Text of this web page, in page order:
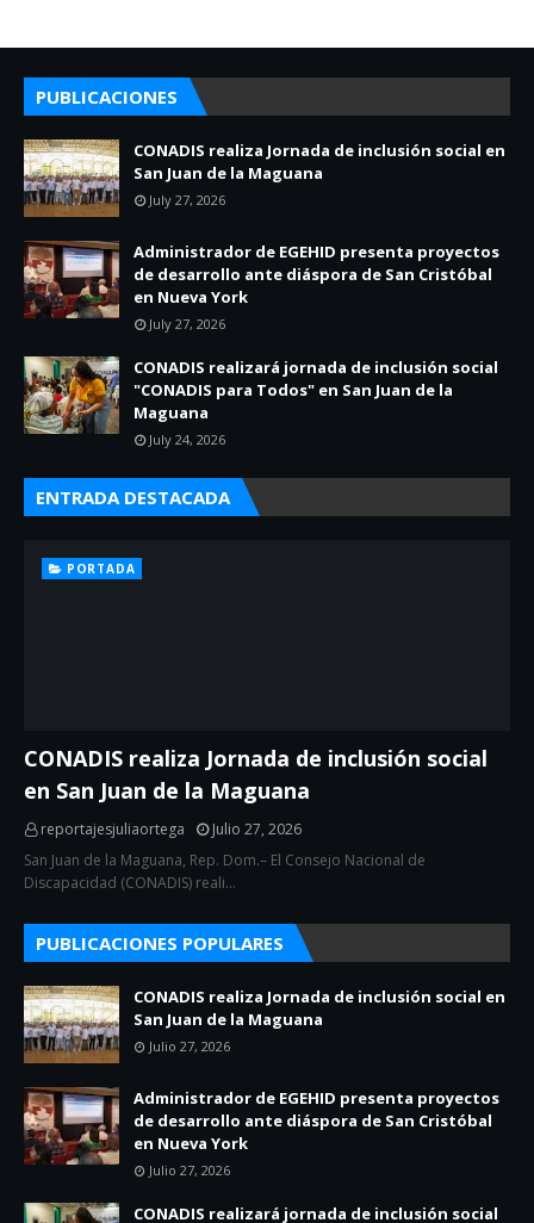
PUBLICACIONES
CONADIS realiza Jornada de inclusión social en
San Juan de la Maguana
July 27, 2026
Administrador de EGEHID presenta proyectos
de desarrollo ante diáspora de San Cristóbal
en Nueva York
July 27, 2026
CONADIS realizará jornada de inclusión social
"CONADIS para Todos" en San Juan de la
Maguana
July 24, 2026
ENTRADA DESTACADA
PORTADA
CONADIS realiza Jornada de inclusión social
en San Juan de la Maguana
reportajesjuliaortega
Julio 27, 2026
San Juan de la Maguana, Rep. Dom.– El Consejo Nacional de
Discapacidad (CONADIS) reali…
PUBLICACIONES POPULARES
CONADIS realiza Jornada de inclusión social en
San Juan de la Maguana
Julio 27, 2026
Administrador de EGEHID presenta proyectos
de desarrollo ante diáspora de San Cristóbal
en Nueva York
Julio 27, 2026
CONADIS realizará jornada de inclusión social